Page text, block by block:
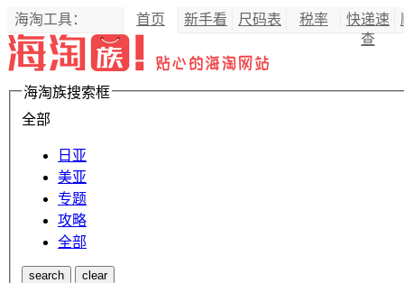
海淘工具： 首页 新手看 尺码表 税率
快递速
查
海淘族搜索框
全部
日亚
美亚
专题
攻略
全部
search clear